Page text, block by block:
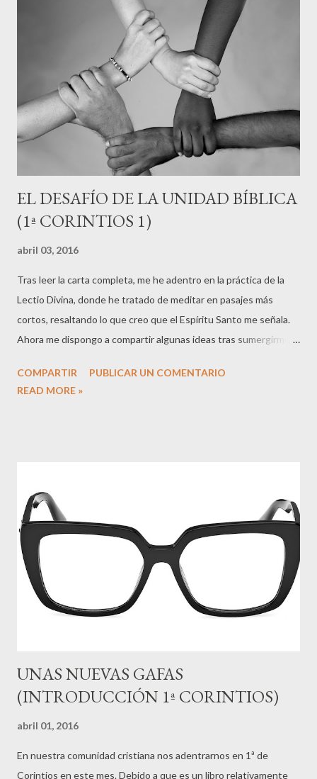
convencí, por lo tanto, no se trató de ninguna victoria. Por no
hablar de lo fácil que me es caer en una mirada soberbia y con
dificultad de hablar desde un lugar más profundo y empático.
Pablo les dice a los Corintios que cuando les compartió el
evangelio no quiso saber de otra cosa más que de Cristo, y que
cuando habló, no lo hizo con palabras cultas para convencer, ...
EL DESAFÍO DE LA UNIDAD BÍBLICA
(1ª CORINTIOS 1)
abril 03, 2016
Tras leer la carta completa, me he adentro en la práctica de la
Lectio Divina, donde he tratado de meditar en pasajes más
cortos, resaltando lo que creo que el Espíritu Santo me señala.
Ahora me dispongo a compartir algunas ideas tras sumergirme
unidad, este tema abarca prácticamente un cuarto de todo el
que hoy muchos decimos: Yo soy protestante, yo católico, yo
ortodoxo. Dentro de la tradición que he heredado de mis padres,
muchos decimos: "yo soy bautista, yo pentecostal etc." Y aun se
escucha: "Yo soy de la iglesia tal, yo de la iglesia cual, yo de la
igle...
COMPARTIR
PUBLICAR UN COMENTARIO
READ MORE »
UNAS NUEVAS GAFAS
(INTRODUCCIÓN 1ª CORINTIOS)
abril 01, 2016
En nuestra comunidad cristiana nos adentrarnos en 1ª de
Corintios en este mes. Debido a que es un libro relativamente